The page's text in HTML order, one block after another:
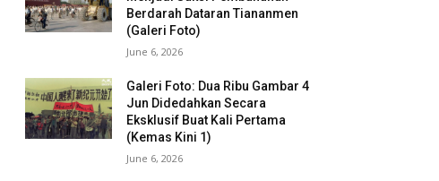
Berdarah Dataran Tiananmen
(Galeri Foto)
June 6, 2026
Galeri Foto: Dua Ribu Gambar 4
Jun Didedahkan Secara
Eksklusif Buat Kali Pertama
(Kemas Kini 1)
June 6, 2026